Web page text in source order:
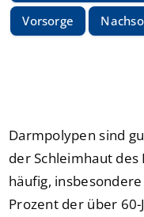
Vorsorge
Darmpolypen sind
der Schleimhaut des
häufig,
Prozent der über